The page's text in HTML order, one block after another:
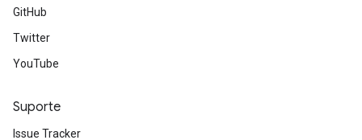
GitHub
Twitter
YouTube
Suporte
Issue Tracker